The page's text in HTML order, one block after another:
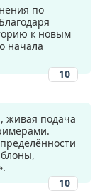
по
к новым
начала
10
живая подача
10